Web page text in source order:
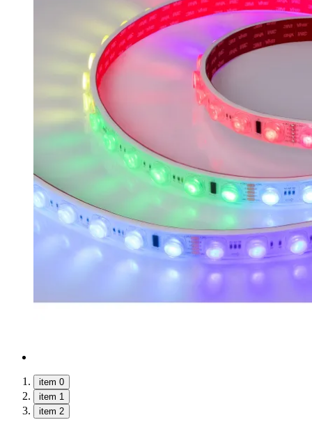
item 0
item 1
item 2